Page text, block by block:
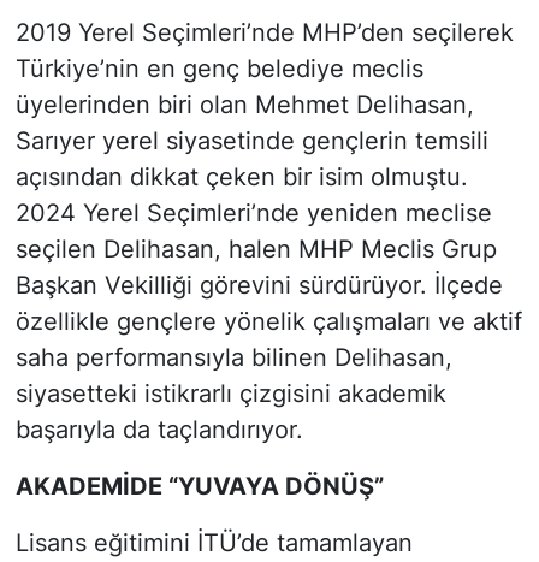
2019 Yerel Seçimleri’nde MHP’den seçilerek
Türkiye’nin en genç belediye meclis
üyelerinden biri olan Mehmet Delihasan,
Sarıyer yerel siyasetinde gençlerin temsili
açısından dikkat çeken bir isim olmuştu.
2024 Yerel Seçimleri’nde yeniden meclise
seçilen Delihasan, halen MHP Meclis Grup
Başkan Vekilliği görevini sürdürüyor. İlçede
özellikle gençlere yönelik çalışmaları ve aktif
saha performansıyla bilinen Delihasan,
siyasetteki istikrarlı çizgisini akademik
başarıyla da taçlandırıyor.
AKADEMİDE “YUVAYA DÖNÜŞ”
Lisans eğitimini İTÜ’de tamamlayan